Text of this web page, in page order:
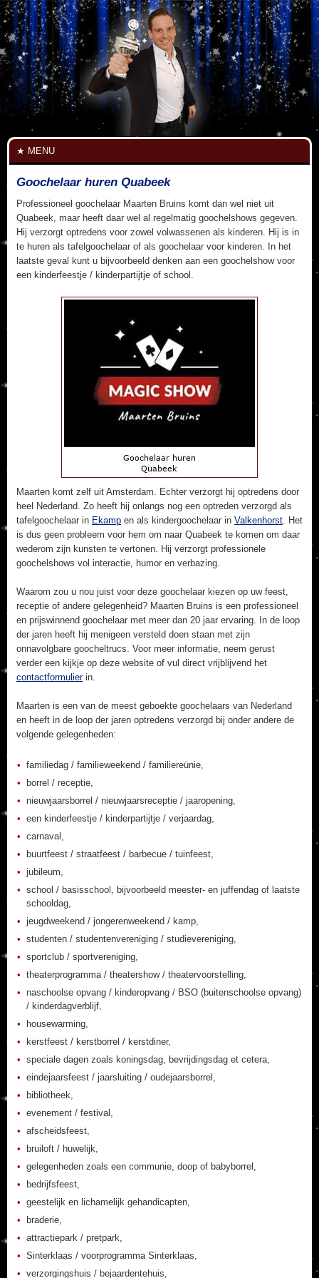
MENU
Goochelaar huren Quabeek
Professioneel goochelaar Maarten Bruins komt dan wel niet uit
Quabeek, maar heeft daar wel al regelmatig goochelshows gegeven.
Hij verzorgt optredens voor zowel volwassenen als kinderen. Hij is in
te huren als tafelgoochelaar of als goochelaar voor kinderen. In het
laatste geval kunt u bijvoorbeeld denken aan een goochelshow voor
een kinderfeestje / kinderpartijtje of school.
Maarten komt zelf uit Amsterdam. Echter verzorgt hij optredens door
heel Nederland. Zo heeft hij onlangs nog een optreden verzorgd als
tafelgoochelaar in Ekamp en als kindergoochelaar in Valkenhorst. Het
is dus geen probleem voor hem om naar Quabeek te komen om daar
wederom zijn kunsten te vertonen. Hij verzorgt professionele
goochelshows vol interactie, humor en verbazing.
Waarom zou u nou juist voor deze goochelaar kiezen op uw feest,
receptie of andere gelegenheid? Maarten Bruins is een professioneel
en prijswinnend goochelaar met meer dan 20 jaar ervaring. In de loop
der jaren heeft hij menigeen versteld doen staan met zijn
onnavolgbare goocheltrucs. Voor meer informatie, neem gerust
verder een kijkje op deze website of vul direct vrijblijvend het
contactformulierin.
Maarten is een van de meest geboekte goochelaars van Nederland
en heeft in de loop der jaren optredens verzorgd bij onder andere de
volgende gelegenheden:
familiedag / familieweekend / familiereünie,
borrel / receptie,
nieuwjaarsborrel / nieuwjaarsreceptie / jaaropening,
een kinderfeestje / kinderpartijtje / verjaardag,
carnaval,
buurtfeest / straatfeest / barbecue / tuinfeest,
jubileum,
school / basisschool, bijvoorbeeld meester- en juffendag of laatste
schooldag,
jeugdweekend / jongerenweekend / kamp,
studenten / studentenvereniging / studievereniging,
sportclub / sportvereniging,
theaterprogramma / theatershow / theatervoorstelling,
naschoolse opvang / kinderopvang / BSO (buitenschoolse opvang)
/ kinderdagverblijf,
housewarming,
kerstfeest / kerstborrel / kerstdiner,
speciale dagen zoals koningsdag, bevrijdingsdag et cetera,
eindejaarsfeest / jaarsluiting / oudejaarsborrel,
bibliotheek,
evenement / festival,
afscheidsfeest,
bruiloft / huwelijk,
gelegenheden zoals een communie, doop of babyborrel,
bedrijfsfeest,
geestelijk en lichamelijk gehandicapten,
braderie,
attractiepark / pretpark,
Sinterklaas / voorprogramma Sinterklaas,
verzorgingshuis / bejaardentehuis,